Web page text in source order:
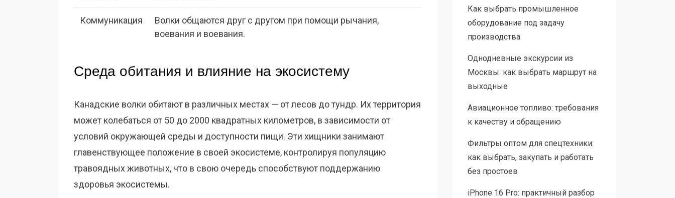
Коммуникация
Волки общаются друг с другом при помощи рычания,
воевания и воевания.
Среда обитания и влияние на экосистему
Канадские волки обитают в различных местах — от лесов до тундр. Их территория
может колебаться от 50 до 2000 квадратных километров, в зависимости от
условий окружающей среды и доступности пищи. Эти хищники занимают
главенствующее положение в своей экосистеме, контролируя популяцию
травоядных животных, что в свою очередь способствуют поддержанию
здоровья экосистемы.
Как выбрать промышленное
оборудование под задачу
производства
Однодневные экскурсии из
Москвы: как выбрать маршрут на
выходные
Авиационное топливо: требования
к качеству и обращению
Фильтры оптом для спецтехники:
как выбрать, закупать и работать
без простоев
iPhone 16 Pro: практичный разбор